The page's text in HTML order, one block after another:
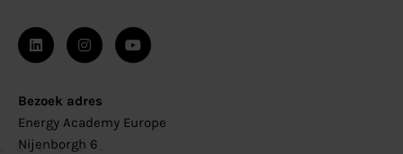
Bezoek adres
Energy Academy Europe
Nijenborgh 6